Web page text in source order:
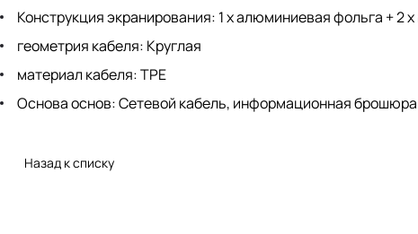
Конструкция экранирования: 1 х алюминиевая фольга + 2
геометрия кабеля: Круглая
материал кабеля: TPE
Основа основ: Сетевой кабель, информационная брошюра
Назад к списку